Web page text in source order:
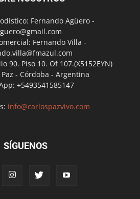
Fernando Agüero -
Fernando Villa -
90. Piso 10. Of 107.(X5152EYN)
- Córdoba - Argentina
+5493541585147
info@carlospazvivo.com
SÍGUENOS